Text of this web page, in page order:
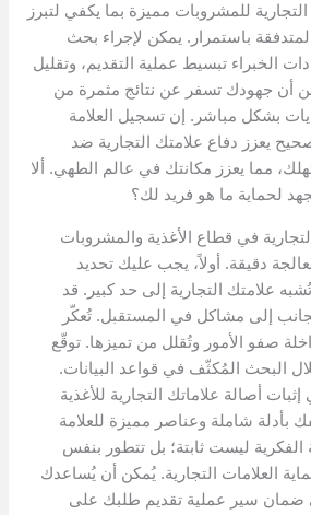
للمشروبات مميزة بما يكفي لتبرز
باستمرار. يمكن لإجراء بحث
الخبراء تبسيط عملية التقديم، وتقليل
من أن جهودك تسفر عن نتائج مثمرة من
بشكل مباشر. إن تسجيل العلامة
يعزز دفاع علامتك التجارية ضد
مما يعزز مكانتك في عالم الطهي. ألا
لحماية ما هو فريد لك؟
في قطاع الأغذية والمشروبات
دقيقة. أولاً، يجب عليك تحديد
علامتك التجارية إلى حد كبير. قد
إلى مشاكل في المستقبل. تُعكّر
صفو الأمور وتُقلل من تميزها. توقّع
البحث المُكثّف في قواعد البيانات.
أصالة علاماتك التجارية للأغذية
بأدلة شاملة وعناصر مميزة للعلامة
الفكرية ليست ثابتة؛ بل تتطور بنفس
العلامات التجارية. يُمكن أن يُساعدك
ضمان سير عملية تقديم طلبك على